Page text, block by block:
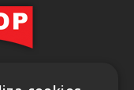
no CNPJ/MF sob o nº
na Rua Kanebo, nº 175,